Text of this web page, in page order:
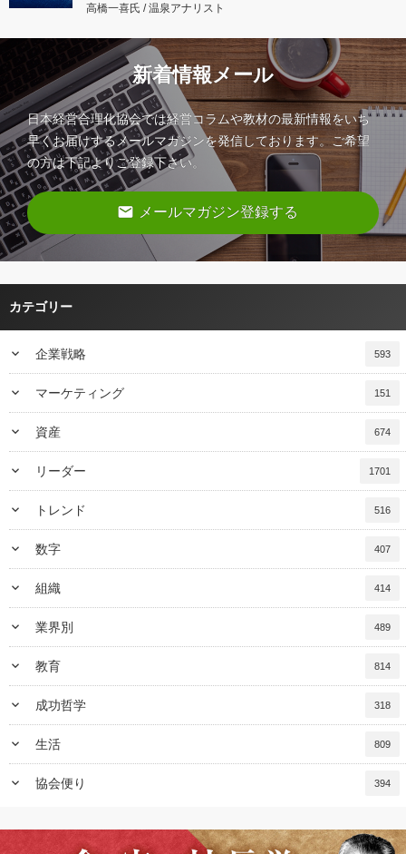
高橋一喜氏 / 温泉アナリスト
新着情報メール
日本経営合理化協会では経営コラムや教材の最新情報をいち
早くお届けするメールマガジンを発信しております。ご希望
の方は下記よりご登録下さい。
email メールマガジン登録する
カテゴリー
keyboard_arrow_down 企業戦略 593
keyboard_arrow_down マーケティング 151
keyboard_arrow_down 資産 674
keyboard_arrow_down リーダー 1701
keyboard_arrow_down トレンド 516
keyboard_arrow_down 数字 407
keyboard_arrow_down 組織 414
keyboard_arrow_down 業界別 489
keyboard_arrow_down 教育 814
keyboard_arrow_down 成功哲学 318
keyboard_arrow_down 生活 809
keyboard_arrow_down 協会便り 394